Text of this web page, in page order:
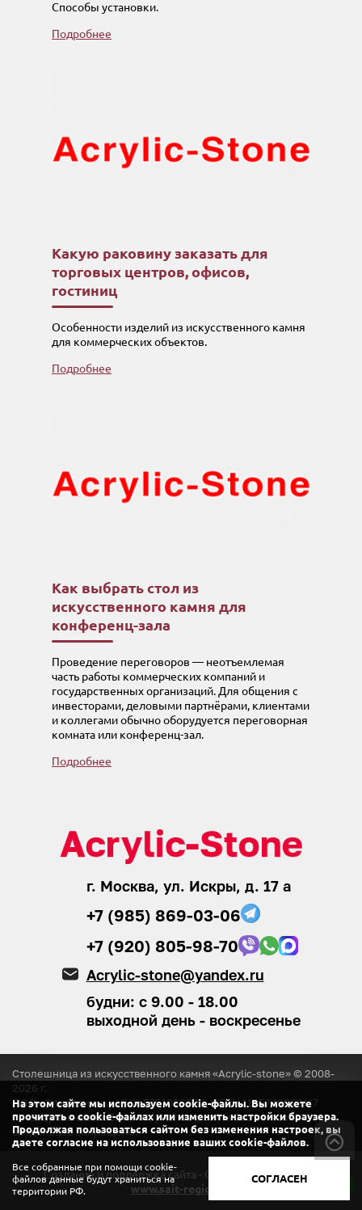
Способы установки.
Подробнее
Какую раковину заказать для
торговых центров, офисов,
гостиниц
Особенности изделий из искусственного камня
для коммерческих объектов.
Подробнее
Как выбрать стол из
искусственного камня для
конференц-зала
Проведение переговоров — неотъемлемая
часть работы коммерческих компаний и
государственных организаций. Для общения с
инвесторами, деловыми партнёрами, клиентами
и коллегами обычно оборудуется переговорная
комната или конференц-зал.
Подробнее
г. Москва, ул. Искры, д. 17 а
+7 (985) 869-03-06
+7 (920) 805-98-70
Acrylic-stone@yandex.ru
будни: с 9.00 - 18.00
выходной день - воскресенье
Столешница из искусственного камня «Acrylic-stone» © 2008-
2026 г.
ООО «ЭлитКамень»ИНН 5751056920, ОГРН 1155749008117
® Копирование любых материалов с сайтабез согласия
владельцев запрещено.
Создание и поддержка сайта - ООО «Регион центр».
www.sait-region.ru
На этом сайте мы используем cookie-файлы. Вы можете
прочитать о cookie-файлах или изменить настройки браузера.
Продолжая пользоваться сайтом без изменения настроек, вы
даете согласие на использование ваших cookie-файлов.
Все собранные при помощи cookie-
файлов данные будут храниться на
территории РФ.
СОГЛАСЕН